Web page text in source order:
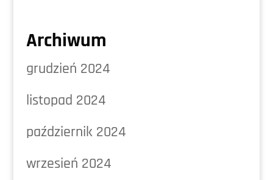
Archiwum
grudzień 2024
listopad 2024
październik 2024
wrzesień 2024